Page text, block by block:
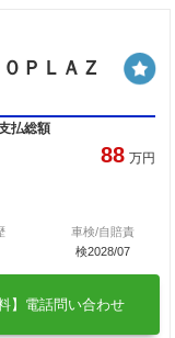
ＰＬＡＺ
払総額
88 万円
車検/自賠責
検2028/07
料】電話問い合わせ